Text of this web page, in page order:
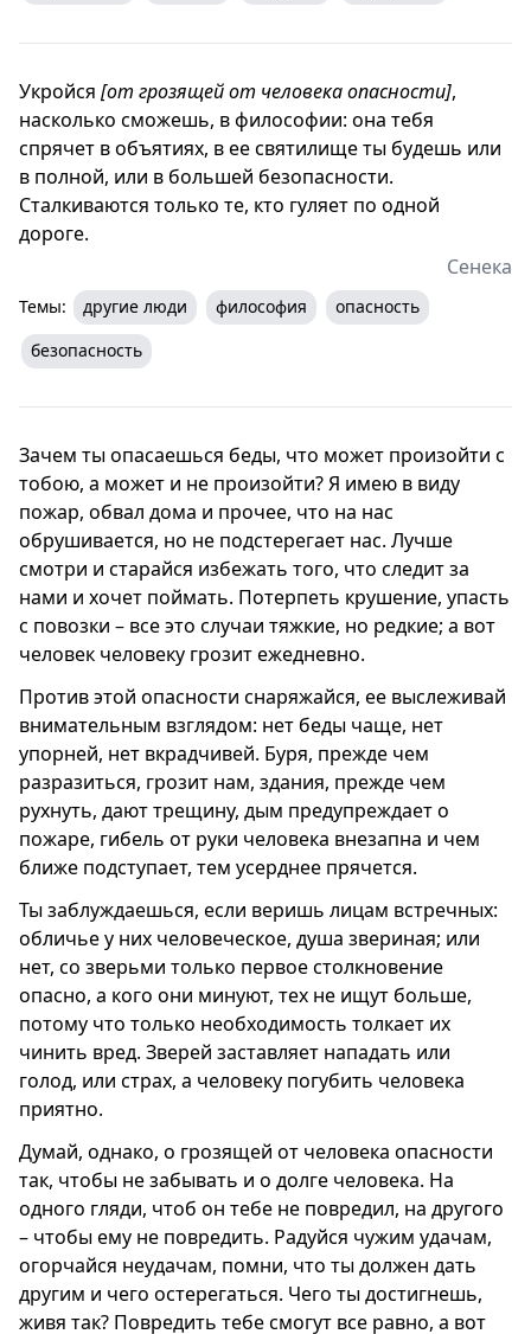
Укройся [от грозящей от человека опасности],
насколько сможешь, в философии: она тебя
спрячет в объятиях, в ее святилище ты будешь или
в полной, или в большей безопасности.
Сталкиваются только те, кто гуляет по одной
дороге.
Сенека
Темы: другие люди философия
опасность
безопасность
Зачем ты опасаешься беды, что может произойти с
тобою, а может и не произойти? Я имею в виду
пожар, обвал дома и прочее, что на нас
обрушивается, но не подстерегает нас. Лучше
смотри и старайся избежать того, что следит за
нами и хочет поймать. Потерпеть крушение, упасть
с повозки – все это случаи тяжкие, но редкие; а вот
человек человеку грозит ежедневно.
Против этой опасности снаряжайся, ее выслеживай
внимательным взглядом: нет беды чаще, нет
упорней, нет вкрадчивей. Буря, прежде чем
разразиться, грозит нам, здания, прежде чем
рухнуть, дают трещину, дым предупреждает о
пожаре, гибель от руки человека внезапна и чем
ближе подступает, тем усерднее прячется.
Ты заблуждаешься, если веришь лицам встречных:
обличье у них человеческое, душа звериная; или
нет, со зверьми только первое столкновение
опасно, а кого они минуют, тех не ищут больше,
потому что только необходимость толкает их
чинить вред. Зверей заставляет нападать или
голод, или страх, а человеку погубить человека
приятно.
Думай, однако, о грозящей от человека опасности
так, чтобы не забывать и о долге человека. На
одного гляди, чтоб он тебе не повредил, на другого
– чтобы ему не повредить. Радуйся чужим удачам,
огорчайся неудачам, помни, что ты должен дать
другим и чего остерегаться. Чего ты достигнешь,
живя так? Повредить тебе смогут все равно, а вот